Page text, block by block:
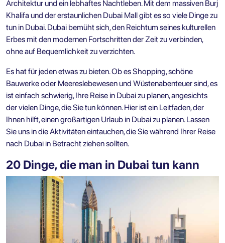
Architektur und ein lebhaftes Nachtleben. Mit dem massiven Burj
Khalifa und der erstaunlichen Dubai Mall gibt es so viele Dinge zu
tun in Dubai. Dubai bemüht sich, den Reichtum seines kulturellen
Erbes mit den modernen Fortschritten der Zeit zu verbinden,
ohne auf Bequemlichkeit zu verzichten.
Es hat für jeden etwas zu bieten. Ob es Shopping, schöne
Bauwerke oder Meereslebewesen und Wüstenabenteuer sind, es
ist einfach schwierig, Ihre Reise in Dubai zu planen, angesichts
der vielen Dinge, die Sie tun können. Hier ist ein Leitfaden, der
Ihnen hilft, einen großartigen Urlaub in Dubai zu planen. Lassen
Sie uns in die Aktivitäten eintauchen, die Sie während Ihrer Reise
nach Dubai in Betracht ziehen sollten.
20 Dinge, die man in Dubai tun kann